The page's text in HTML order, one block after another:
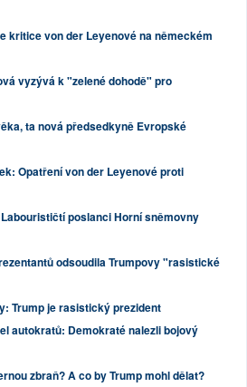
kritice von der Leyenové na německém
vyzývá k "zelené dohodě" pro
ta nová předsedkyně Evropské
Opatření von der Leyenové proti
poslanci Horní sněmovny
odsoudila Trumpovy "rasistické
Trump je rasistický prezident
autokratů: Demokraté nalezli bojový
zbraň? A co by Trump mohl dělat?